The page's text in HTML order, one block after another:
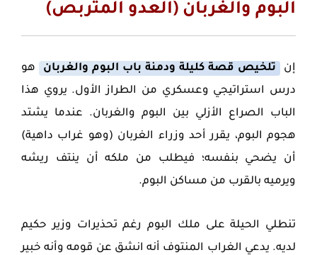
البوم والغربان (العدو المتربص)
إن تلخيص قصة كليلة ودمنة باب البوم والغربان
هو
درس استراتيجي وعسكري من الطراز الأول. يروي هذا
الباب الصراع الأزلي بين البوم والغربان. عندما يشتد
هجوم البوم، يقرر أحد وزراء الغربان (وهو غراب داهية)
أن يضحي بنفسه؛ فيطلب من ملكه أن ينتف ريشه
ويرميه بالقرب من مساكن البوم.
تنطلي الحيلة على ملك البوم رغم تحذيرات وزير حكيم
لديه. يدعي الغراب المنتوف أنه انشق عن قومه وأنه خبير